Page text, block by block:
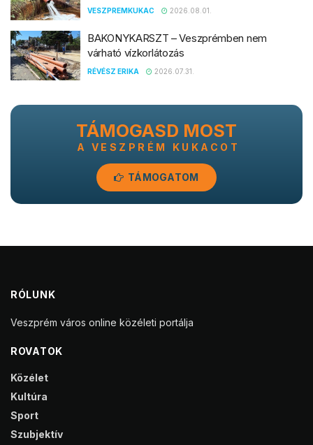
VESZPREMKUKAC 2026.08.01.
BAKONYKARSZT – Veszprémben nem
várható vízkorlátozás
RÉVÉSZ ERIKA 2026.07.31.
TÁMOGASD MOST
A VESZPRÉM KUKACOT
TÁMOGATOM
RÓLUNK
Veszprém város online közéleti portálja
ROVATOK
Közélet
Kultúra
Sport
Szubjektív